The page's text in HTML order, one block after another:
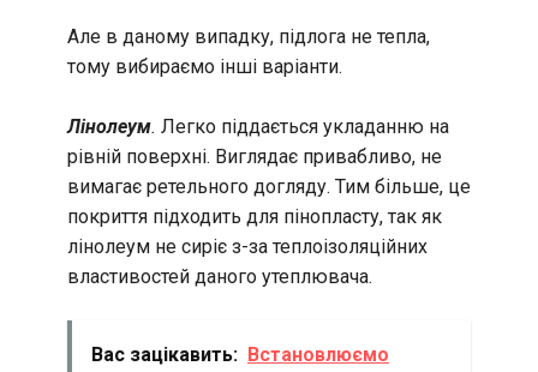
Але в даному випадку, підлога не тепла,
тому вибираємо інші варіанти.
Лінолеум. Легко піддається укладанню на
рівній поверхні. Виглядає привабливо, не
вимагає ретельного догляду. Тим більше, це
покриття підходить для пінопласту, так як
лінолеум не сиріє з-за теплоізоляційних
властивостей даного утеплювача.
Вас зацікавить: Встановлюємо